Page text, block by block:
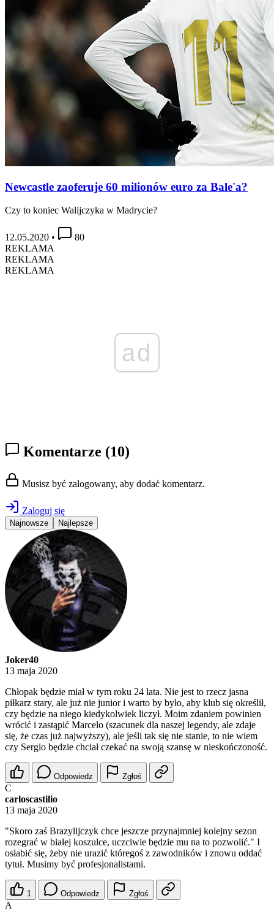
Newcastle zaoferuje 60 milionów euro za Bale'a?
Czy to koniec Walijczyka w Madrycie?
12.05.2020 •
80
REKLAMA
REKLAMA
REKLAMA
ad
Komentarze (10)
Musisz być zalogowany, aby dodać komentarz.
Zaloguj się
Najnowsze Najlepsze
Joker40
13 maja 2020
Chłopak będzie miał w tym roku 24 lata. Nie jest to rzecz jasna
piłkarz stary, ale już nie junior i warto by było, aby klub się określił,
czy będzie na niego kiedykolwiek liczył. Moim zdaniem powinien
wrócić i zastąpić Marcelo (szacunek dla naszej legendy, ale zdaje
się, że czas już najwyższy), ale jeśli tak się nie stanie, to nie wiem
czy Sergio będzie chciał czekać na swoją szansę w nieskończoność.
Odpowiedz Zgłoś
C
carloscastilio
13 maja 2020
"Skoro zaś Brazylijczyk chce jeszcze przynajmniej kolejny sezon
rozegrać w białej koszulce, uczciwie będzie mu na to pozwolić." I
osłabić się, żeby nie urazić któregoś z zawodników i znowu oddać
tytuł. Musimy być profesjonalistami.
1 Odpowiedz Zgłoś
A